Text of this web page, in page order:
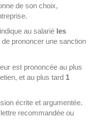
de son choix,
au salarié les
prononcer une sanction
est prononcée au plus
et au plus tard 1
écrite et argumentée.
recommandée ou